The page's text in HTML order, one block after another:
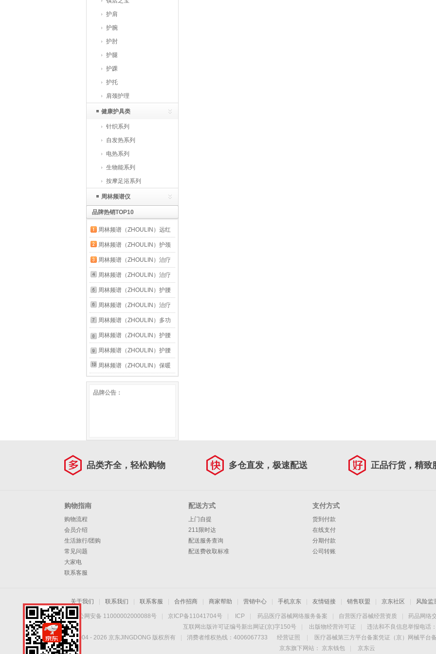
护肩
护腕
护肘
护腿
护踝
护托
肩颈护理
健康护具类
针织系列
自发热系列
电热系列
生物能系列
按摩足浴系列
周林频谱仪
品牌热销TOP10
周林频谱（ZHOULIN）远红
外贴理疗贴颈椎肩周炎腰肌劳
损辅助治疗热敷贴 五盒装
周林频谱（ZHOULIN）护颈
保暖护颈 男女 自发热保暖大
颗粒磁石护颈带男女 黑色 均
码
周林频谱（ZHOULIN）治疗
仪WS-311板式红外线烤灯骨
关节痛支气管炎伤口愈合不良
家用医
周林频谱（ZHOULIN）治疗
仪WS-101D 红外线烤灯治疗
仪 适用于腰肌劳损/颈椎病辅
助治疗 WS-101D
周林频谱（ZHOULIN）护腰
保暖自发热护腰 男女 自发热
磁石护腰带钢板支撑 频谱保
暖款 M
周林频谱（ZHOULIN）治疗
仪WS-301理疗灯适用伤口愈
合不良带状疱疹慢性胃炎家用
医用
周林频谱（ZHOULIN）多功
能透气护腰带 蜂窝透气腰椎
保暖腰间盘发热钢板支撑男女
四季 黑色 XL
周林频谱（ZHOULIN）护腰
保暖自发热护腰 男女 自发热
磁石护腰带钢板支撑 频谱保
周林频谱（ZHOULIN）护腰
保暖自发热护腰 男女 自发热
暖款 XL
周林频谱（ZHOULIN）保暖
舒适护腰带腰间盘自发热保暖
男女劳损磁石弹力腰托男女 L
品牌公告：
品类齐全，轻松购物 多仓直发，极速配送 正品行货，精致
购物指南
购物流程
会员介绍
生活旅行/团购
常见问题
大家电
联系客服
配送方式
上门自提
211限时达
配送服务查询
配送费收取标准
支付方式
货到付款
在线支付
分期付款
公司转账
关于我们 联系我们 联系客服 合作招商 商家帮助 营销中心 手机京东 友情链接 销售联盟 京东社区 风险监
京公网安备 11000002000088号 京ICP备11041704号 ICP 药品医疗器械网络服务备案 自营医疗器械经营资质
药品网络
互联网出版许可证编号新出网证(京)字150号
出版物经营许可证
违法和不良信息举报电话
Copyright © 2004 - 2026 京东JINGDONG 版权所有 消费者维权热线：4006067733 经营证照
医疗器械第三方平台备案凭证（京）网械平台
京东旗下网站：
京东钱包
京东云